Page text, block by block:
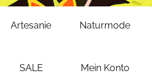
Artesanie Naturmode
SALE Mein Konto